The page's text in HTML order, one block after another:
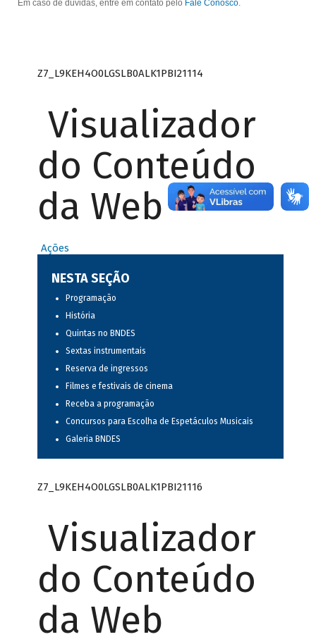
Em caso de dúvidas, entre em contato pelo Fale Conosco.
Z7_L9KEH4O0LGSLB0ALK1PBI21114
Visualizador
do Conteúdo
da Web
Ações
NESTA SEÇÃO
Programação
História
Quintas no BNDES
Sextas instrumentais
Reserva de ingressos
Filmes e festivais de cinema
Receba a programação
Concursos para Escolha de Espetáculos Musicais
Galeria BNDES
Z7_L9KEH4O0LGSLB0ALK1PBI21116
Visualizador
do Conteúdo
da Web